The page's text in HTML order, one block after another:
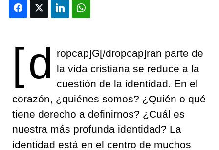
FacebookTwitter LinkedIn
[d
ropcap]G[/dropcap]ran parte de
la vida cristiana se reduce a la
cuestión de la identidad. En el
corazón, ¿quiénes somos? ¿Quién o qué
tiene derecho a definirnos? ¿Cuál es
nuestra más profunda identidad? La
identidad está en el centro de muchos